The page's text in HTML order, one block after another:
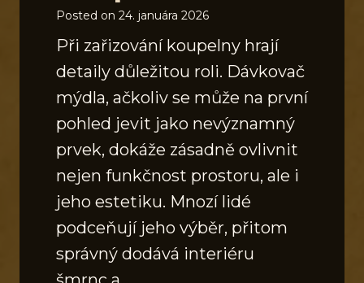
Posted on 24. januára 2026
Při zařizování koupelny hrají
detaily důležitou roli. Dávkovač
mýdla, ačkoliv se může na první
pohled jevit jako nevýznamný
prvek, dokáže zásadně ovlivnit
nejen funkčnost prostoru, ale i
jeho estetiku. Mnozí lidé
podceňují jeho výběr, přitom
správný dodává interiéru